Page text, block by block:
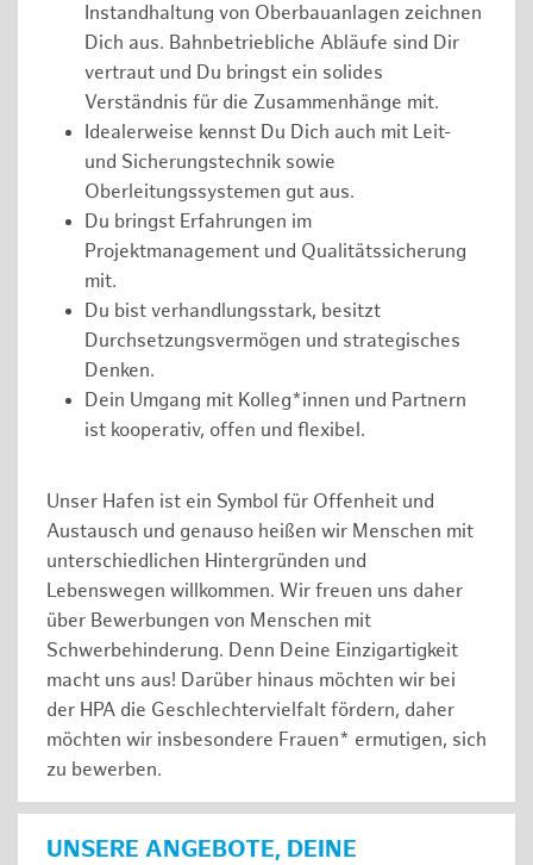
Instandhaltung von Oberbauanlagen zeichnen
Dich aus. Bahnbetriebliche Abläufe sind Dir
vertraut und Du bringst ein solides
Verständnis für die Zusammenhänge mit.
Idealerweise kennst Du Dich auch mit Leit-
und Sicherungstechnik sowie
Oberleitungssystemen gut aus.
Du bringst Erfahrungen im
Projektmanagement und Qualitätssicherung
mit.
Du bist verhandlungsstark, besitzt
Durchsetzungsvermögen und strategisches
Denken.
Dein Umgang mit Kolleg*innen und Partnern
ist kooperativ, offen und flexibel.
Unser Hafen ist ein Symbol für Offenheit und
Austausch und genauso heißen wir Menschen mit
unterschiedlichen Hintergründen und
Lebenswegen willkommen. Wir freuen uns daher
über Bewerbungen von Menschen mit
Schwerbehinderung. Denn Deine Einzigartigkeit
macht uns aus! Darüber hinaus möchten wir bei
der HPA die Geschlechtervielfalt fördern, daher
möchten wir insbesondere Frauen* ermutigen, sich
zu bewerben.
UNSERE ANGEBOTE, DEINE